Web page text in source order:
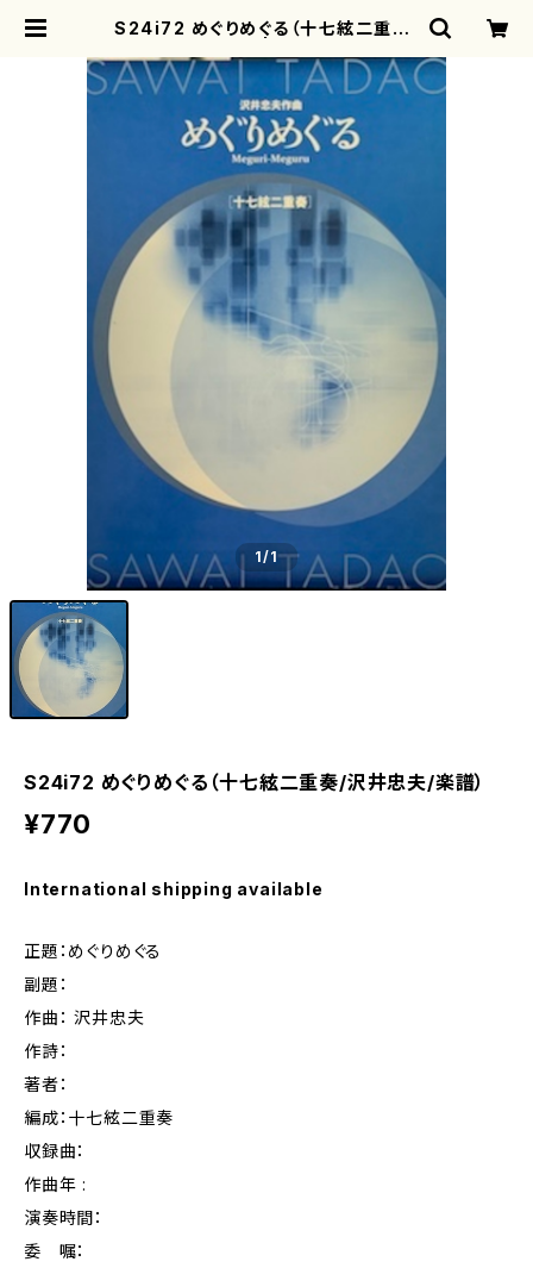
S24i72 めぐりめぐる（十七絃二重奏/
1/1
S24i72 めぐりめぐる（十七絃二重奏/沢井忠夫/楽譜）
¥770
International shipping available
正題：めぐりめぐる
副題：
作曲： 沢井忠夫
作詩：
著者：
編成：十七絃二重奏
収録曲：
作曲年 :
演奏時間：
委 嘱：